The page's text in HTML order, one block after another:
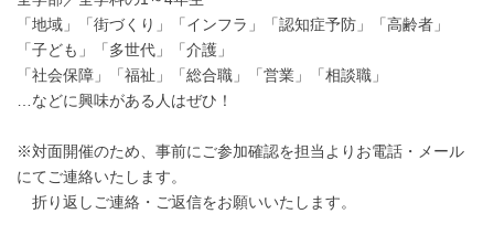
「地域」「街づくり」「インフラ」「認知症予防」「高齢者」
「子ども」「多世代」「介護」
「社会保障」「福祉」「総合職」「営業」「相談職」
…などに興味がある人はぜひ！
※対面開催のため、事前にご参加確認を担当よりお電話・メール
にてご連絡いたします。
折り返しご連絡・ご返信をお願いいたします。